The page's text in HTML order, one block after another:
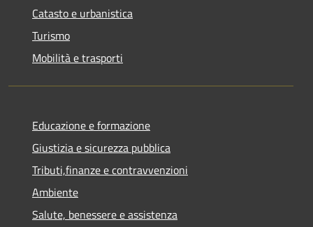
Catasto e urbanistica
Turismo
Mobilità e trasporti
Educazione e formazione
Giustizia e sicurezza pubblica
Tributi,finanze e contravvenzioni
Ambiente
Salute, benessere e assistenza